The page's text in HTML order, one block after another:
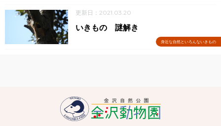
更新日：2021.03.20
身近な自然といろんないきもの
いきもの 謎解き